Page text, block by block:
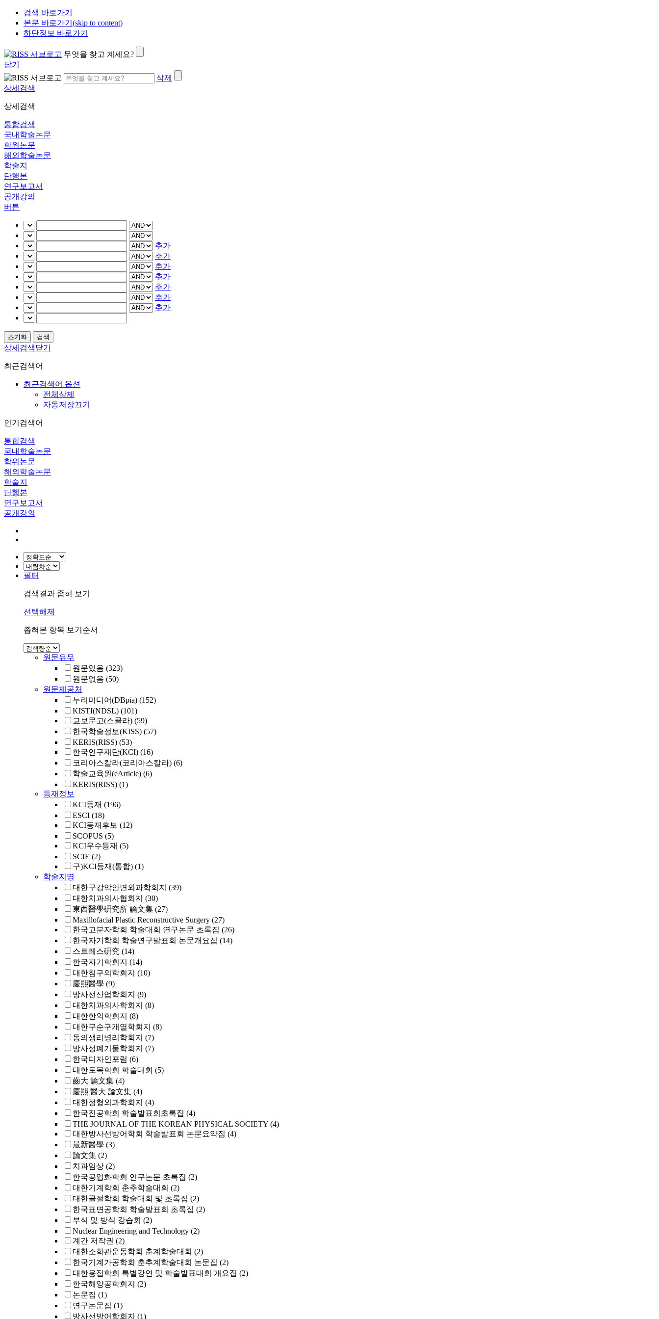
검색 바로가기
본문 바로가기(skip to content)
하단정보 바로가기
무엇을 찾고 계세요?
닫기
삭제
상세검색
상세검색
통합검색
국내학술논문
학위논문
해외학술논문
학술지
단행본
연구보고서
공개강의
버튼
추가
추가
추가
추가
추가
추가
추가
상세검색닫기
최근검색어
최근검색어 옵션
전체삭제
자동저장끄기
인기검색어
통합검색
국내학술논문
학위논문
해외학술논문
학술지
단행본
연구보고서
공개강의
필터
검색결과 좁혀 보기
선택해제
좁혀본 항목 보기순서
원문유무
원문있음 (323)
원문없음 (50)
원문제공처
누리미디어(DBpia) (152)
KISTI(NDSL) (101)
교보문고(스콜라) (59)
한국학술정보(KISS) (57)
KERIS(RISS) (53)
한국연구재단(KCI) (16)
코리아스칼라(코리아스칼라) (6)
학술교육원(eArticle) (6)
KERIS(RISS) (1)
등재정보
KCI등재 (196)
ESCI (18)
KCI등재후보 (12)
SCOPUS (5)
KCI우수등재 (5)
SCIE (2)
구)KCI등재(통합) (1)
학술지명
대한구강악안면외과학회지 (39)
대한치과의사협회지 (30)
東西醫學硏究所 論文集 (27)
Maxillofacial Plastic Reconstructive Surgery (27)
한국고분자학회 학술대회 연구논문 초록집 (26)
한국자기학회 학술연구발표회 논문개요집 (14)
스트레스硏究 (14)
한국자기학회지 (14)
대한침구의학회지 (10)
慶熙醫學 (9)
방사선산업학회지 (9)
대한치과의사학회지 (8)
대한한의학회지 (8)
대한구순구개열학회지 (8)
동의생리병리학회지 (7)
방사성폐기물학회지 (7)
한국디자인포럼 (6)
대한토목학회 학술대회 (5)
齒大 論文集 (4)
慶熙 醫大 論文集 (4)
대한정형외과학회지 (4)
한국진공학회 학술발표회초록집 (4)
THE JOURNAL OF THE KOREAN PHYSICAL SOCIETY (4)
대한방사선방어학회 학술발표회 논문요약집 (4)
最新醫學 (3)
論文集 (2)
치과임상 (2)
한국공업화학회 연구논문 초록집 (2)
대한기계학회 춘추학술대회 (2)
대한골절학회 학술대회 및 초록집 (2)
한국표면공학회 학술발표회 초록집 (2)
부식 및 방식 강습회 (2)
Nuclear Engineering and Technology (2)
계간 저작권 (2)
대한소화관운동학회 춘계학술대회 (2)
한국기계가공학회 춘추계학술대회 논문집 (2)
대한용접학회 특별강연 및 학술발표대회 개요집 (2)
한국해양공학회지 (2)
논문집 (1)
연구논문집 (1)
방사선방어학회지 (1)